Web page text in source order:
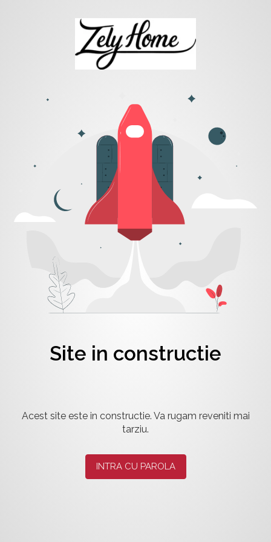
Site in constructie
Acest site este in constructie. Va rugam reveniti mai
tarziu.
INTRA CU PAROLA